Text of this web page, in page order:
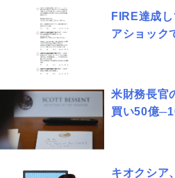
FIRE達成
アショック
米財務長官
買い50億
キオクシア